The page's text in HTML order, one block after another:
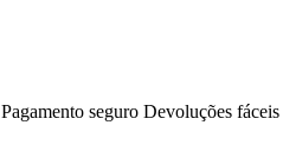
Pagamento seguro Devoluções fáceis